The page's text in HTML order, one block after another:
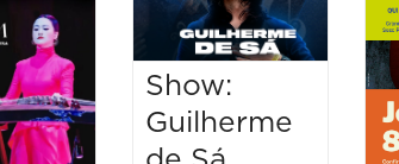
Show:
Guilherme